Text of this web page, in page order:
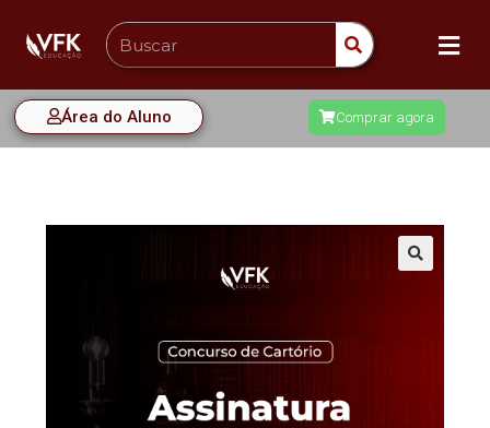
Área do Aluno Comprar agora